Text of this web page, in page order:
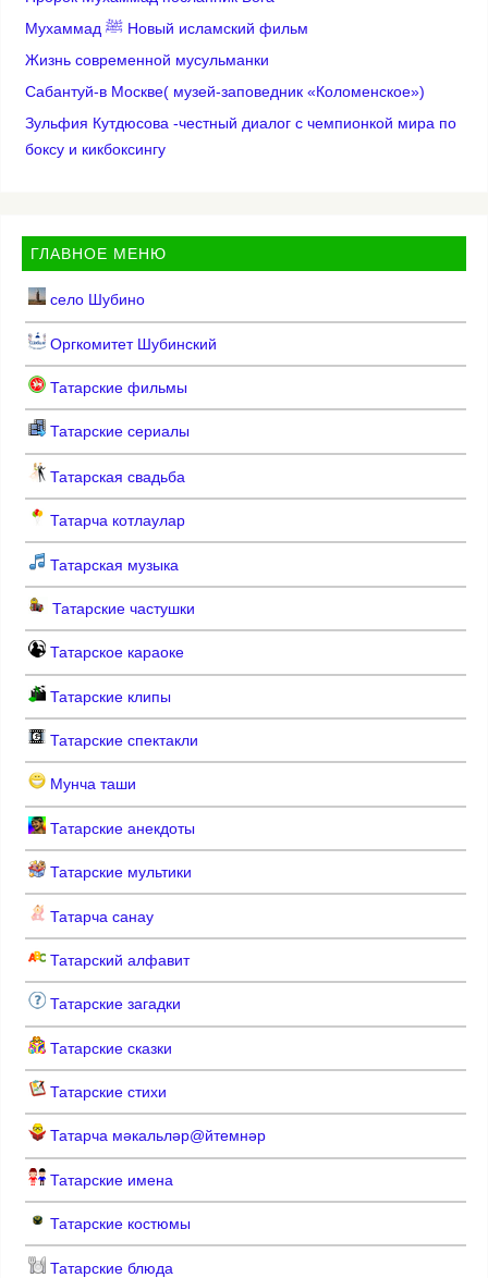
Мухаммад ﷺ Новый исламский фильм
Жизнь современной мусульманки
Сабантуй-в Москве( музей-заповедник «Коломенское»)
Зульфия Кутдюсова -честный диалог с чемпионкой мира по
боксу и кикбоксингу
ГЛАВНОЕ МЕНЮ
село Шубино
Оргкомитет Шубинский
Татарские фильмы
Татарские сериалы
Татарская свадьба
Татарча котлаулар
Татарская музыка
Татарские частушки
Татарское караоке
Татарские клипы
Татарские спектакли
Мунча таши
Татарские анекдоты
Татарские мультики
Татарча санау
Татарский алфавит
Татарские загадки
Татарские сказки
Татарские стихи
Татарча мәкальләр@йтемнәр
Татарские имена
Татарские костюмы
Татарские блюда